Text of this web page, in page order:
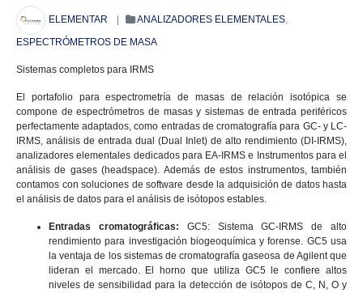
ELEMENTAR ANALIZADORES ELEMENTALES,
ESPECTRÓMETROS DE MASA
Sistemas completos para IRMS
El portafoliopara espectrometría de masas de relación isotópica se
compone de espectrómetros de masas y sistemas de entrada periféricos
perfectamente adaptados, como entradas de cromatografía para GC- y LC-
IRMS, análisis de entrada dual (Dual Inlet) de alto rendimiento (DI-IRMS),
analizadores elementales dedicados para EA-IRMSe Instrumentos para el
análisis de gases (headspace). Además de estos instrumentos, también
contamos con soluciones de software desde la adquisición de datos hasta
el análisis de datos para el análisis de isótopos estables.
Entradas cromatográficas: GC5: Sistema GC-IRMS de alto
rendimiento para investigación biogeoquímica y forense. GC5 usa
la ventaja de los sistemas de cromatografía gaseosa de Agilent que
lideran el mercado. El horno que utiliza GC5 le confiere altos
niveles de sensibilidad para la detección de isótopos de C, N, O y